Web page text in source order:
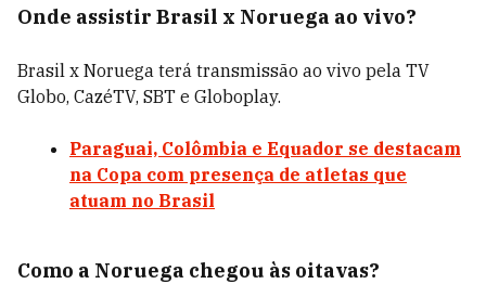
Onde assistir Brasil x Noruega ao vivo?
Brasil x Noruega terá transmissão ao vivo pela TV
Globo, CazéTV, SBT e Globoplay.
Paraguai, Colômbia e Equador se destacam
na Copa com presença de atletas que
atuam no Brasil
Como a Noruega chegou às oitavas?